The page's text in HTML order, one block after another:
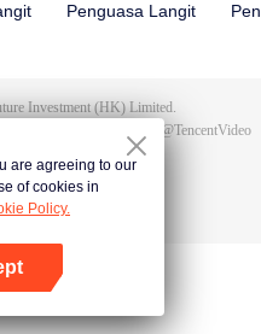
Penguasa Langit
Investment (HK) Limited.
@TencentVideo
are agreeing to our
of cookies in
Policy.